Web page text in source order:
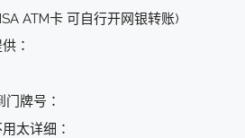
ATM卡 可自行开网银转账)
：
牌号：
太详细：